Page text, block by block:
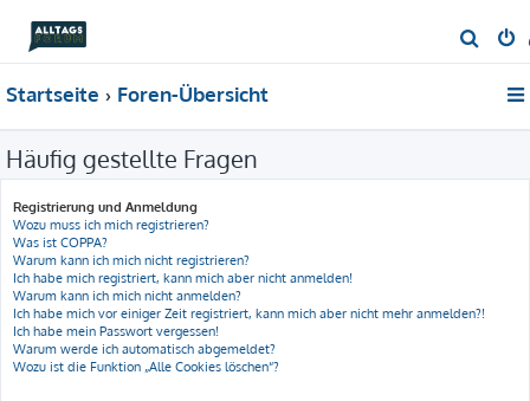
u
Startseite Foren-Übersicht
Häufig gestellte Fragen
Registrierung und Anmeldung
Wozu muss ich mich registrieren?
Was ist COPPA?
Warum kann ich mich nicht registrieren?
Ich habe mich registriert, kann mich aber nicht anmelden!
Warum kann ich mich nicht anmelden?
Ich habe mich vor einiger Zeit registriert, kann mich aber nicht mehr anmelden?!
Ich habe mein Passwort vergessen!
Warum werde ich automatisch abgemeldet?
Wozu ist die Funktion „Alle Cookies löschen“?